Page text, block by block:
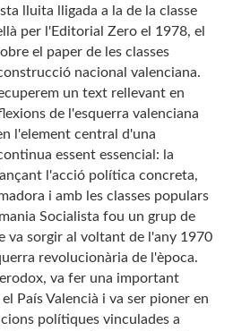
lluita lligada a la de la classe
per l'Editorial Zero el 1978, el
el paper de les classes
nacional valenciana.
un text rellevant en
de l'esquerra valenciana
l'element central d'una
essent essencial: la
l'acció política concreta,
i amb les classes populars
Socialista fou un grup de
va sorgir al voltant de l'any 1970
revolucionària de l'època.
va fer una important
País Valencià i va ser pioner en
polítiques vinculades a